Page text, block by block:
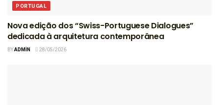
PORTUGAL
Nova edição dos “Swiss-Portuguese Dialogues”
dedicada à arquitetura contemporânea
BYADMIN 28/05/2026